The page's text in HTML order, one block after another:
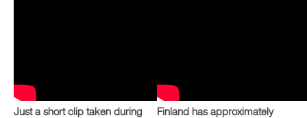
Just a short clip taken during
Finland has approximately